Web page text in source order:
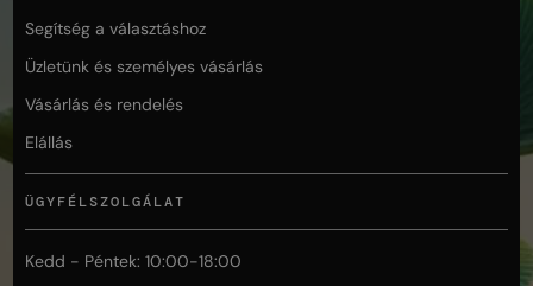
Segítség a választáshoz
Üzletünk és személyes vásárlás
Vásárlás és rendelés
Elállás
ÜGYFÉLSZOLGÁLAT
Kedd - Péntek: 10:00-18:00